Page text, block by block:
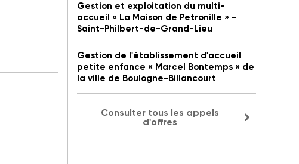
Gestion et exploitation du multi-
accueil « La Maison de Petronille » -
Saint-Philbert-de-Grand-Lieu
Gestion de l'établissement d'accueil
petite enfance « Marcel Bontemps » de
la ville de Boulogne-Billancourt
Consulter tous les appels
d'offres